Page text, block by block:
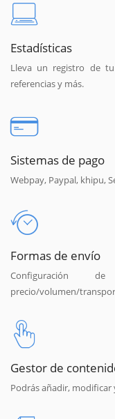
Estadísticas
Lleva un registro de
referencias y más.
Sistemas de pago
Webpay, Paypal, khipu,
Formas de envío
Configuración
precio/volumen/
Gestor de
Podrás añadir,